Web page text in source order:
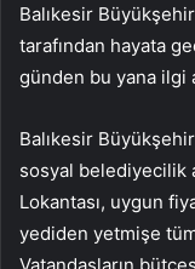
Balıkesir
tarafından hayata
günden bu yana ilgi
Balıkesir Büyükşehir
sosyal belediyecilik
Lokantası, uygun
yediden yetmişe